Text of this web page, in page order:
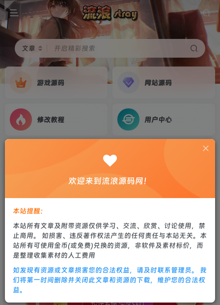
文章 开启精彩搜索
游戏源码 网站源码
修改教程 用户中心
2年前更新
0 610 18
欢迎来到流浪源码网！
本站提醒：
本站所有文章及附带资源仅供学习、交流、欣赏、讨论使用，禁
止商用。 如损害、违反著作权法产生的任何责任与本站无关。本
站所有可使用金币(或免费)兑换的资源，非软件及素材标价，而
是整理收集素材的人工费用
如发现有资源或文章损害您的合法权益，请及时联系管理员。 我
们将第一时间删除并关闭此文章和资源的下载，维护您的合法权
益。